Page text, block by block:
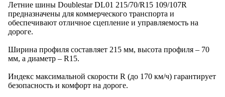
Летние шины Doublestar DL01 215/70/R15 109/107R
предназначены для коммерческого транспорта и
обеспечивают отличное сцепление и управляемость на
дороге.
Ширина профиля составляет 215 мм, высота профиля – 70
мм, а диаметр – R15.
Индекс максимальной скорости R (до 170 км/ч) гарантирует
безопасность и комфорт на дороге.